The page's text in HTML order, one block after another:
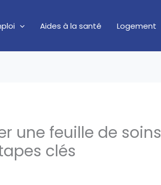
Aides à la santé Logement
une feuille de soins
clés